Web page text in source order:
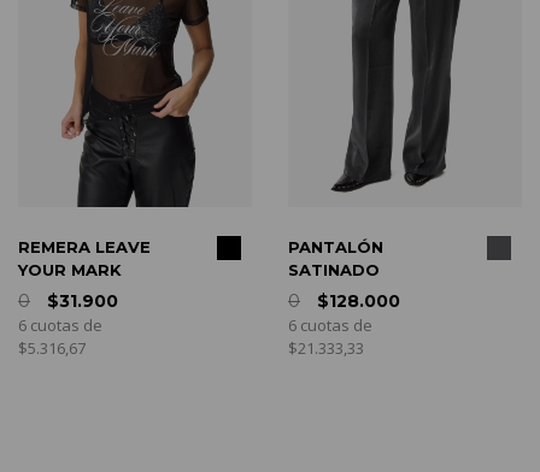
REMERA LEAVE
YOUR MARK
0
$31.900
6 cuotas de
$5.316,67
PANTALÓN
SATINADO
0
$128.000
6 cuotas de
$21.333,33